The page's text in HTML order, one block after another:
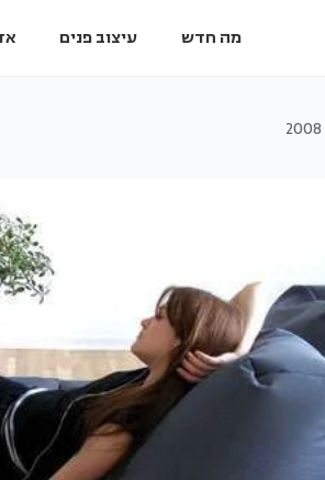
מה חדש עיצוב פנים